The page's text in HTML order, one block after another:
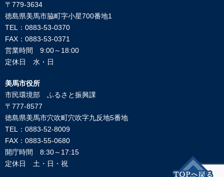
〒779-3634
徳島県美馬市脇町字小星700番地1
TEL：0883-53-0370
FAX：0883-53-0371
営業時間 9:00～18:00
定休日 水・日
美馬市役所
市民環境部 ふるさと振興課
〒777-8577
徳島県美馬市穴吹町穴吹字九反地5番地
TEL：0883-52-8009
FAX：0883-55-0680
開庁時間 8:30～17:15
定休日 土・日・祝